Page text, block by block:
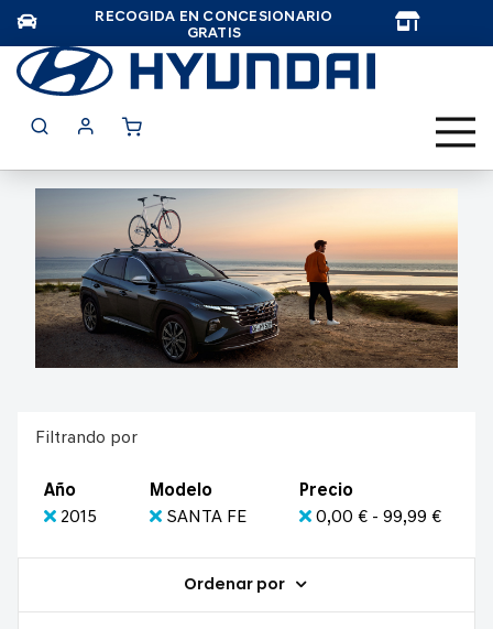
RECOGIDA EN CONCESIONARIO
GRATIS
Filtrando por
Año
2015
Modelo
SANTA FE
Precio
0,00 € - 99,99 €
Ordenar por